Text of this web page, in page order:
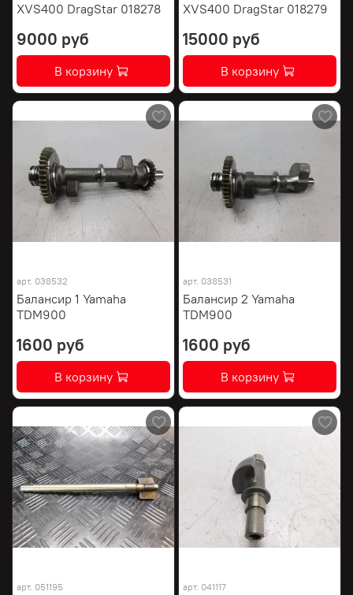
XVS400 DragStar 018278
9000 руб
В корзину
XVS400 DragStar 018279
15000 руб
В корзину
арт. 038532
Балансир 1 Yamaha
TDM900
1600 руб
В корзину
арт. 038531
Балансир 2 Yamaha
TDM900
1600 руб
В корзину
арт. 051195 арт. 041117